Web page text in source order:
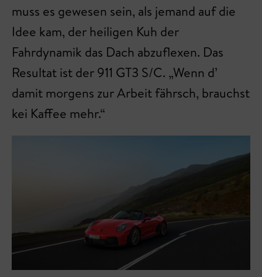
muss es gewesen sein, als jemand auf die
Idee kam, der heiligen Kuh der
Fahrdynamik das Dach abzuflexen. Das
Resultat ist der 911 GT3 S/C. „Wenn d’
damit morgens zur Arbeit fährsch, brauchst
kei Kaffee mehr.“